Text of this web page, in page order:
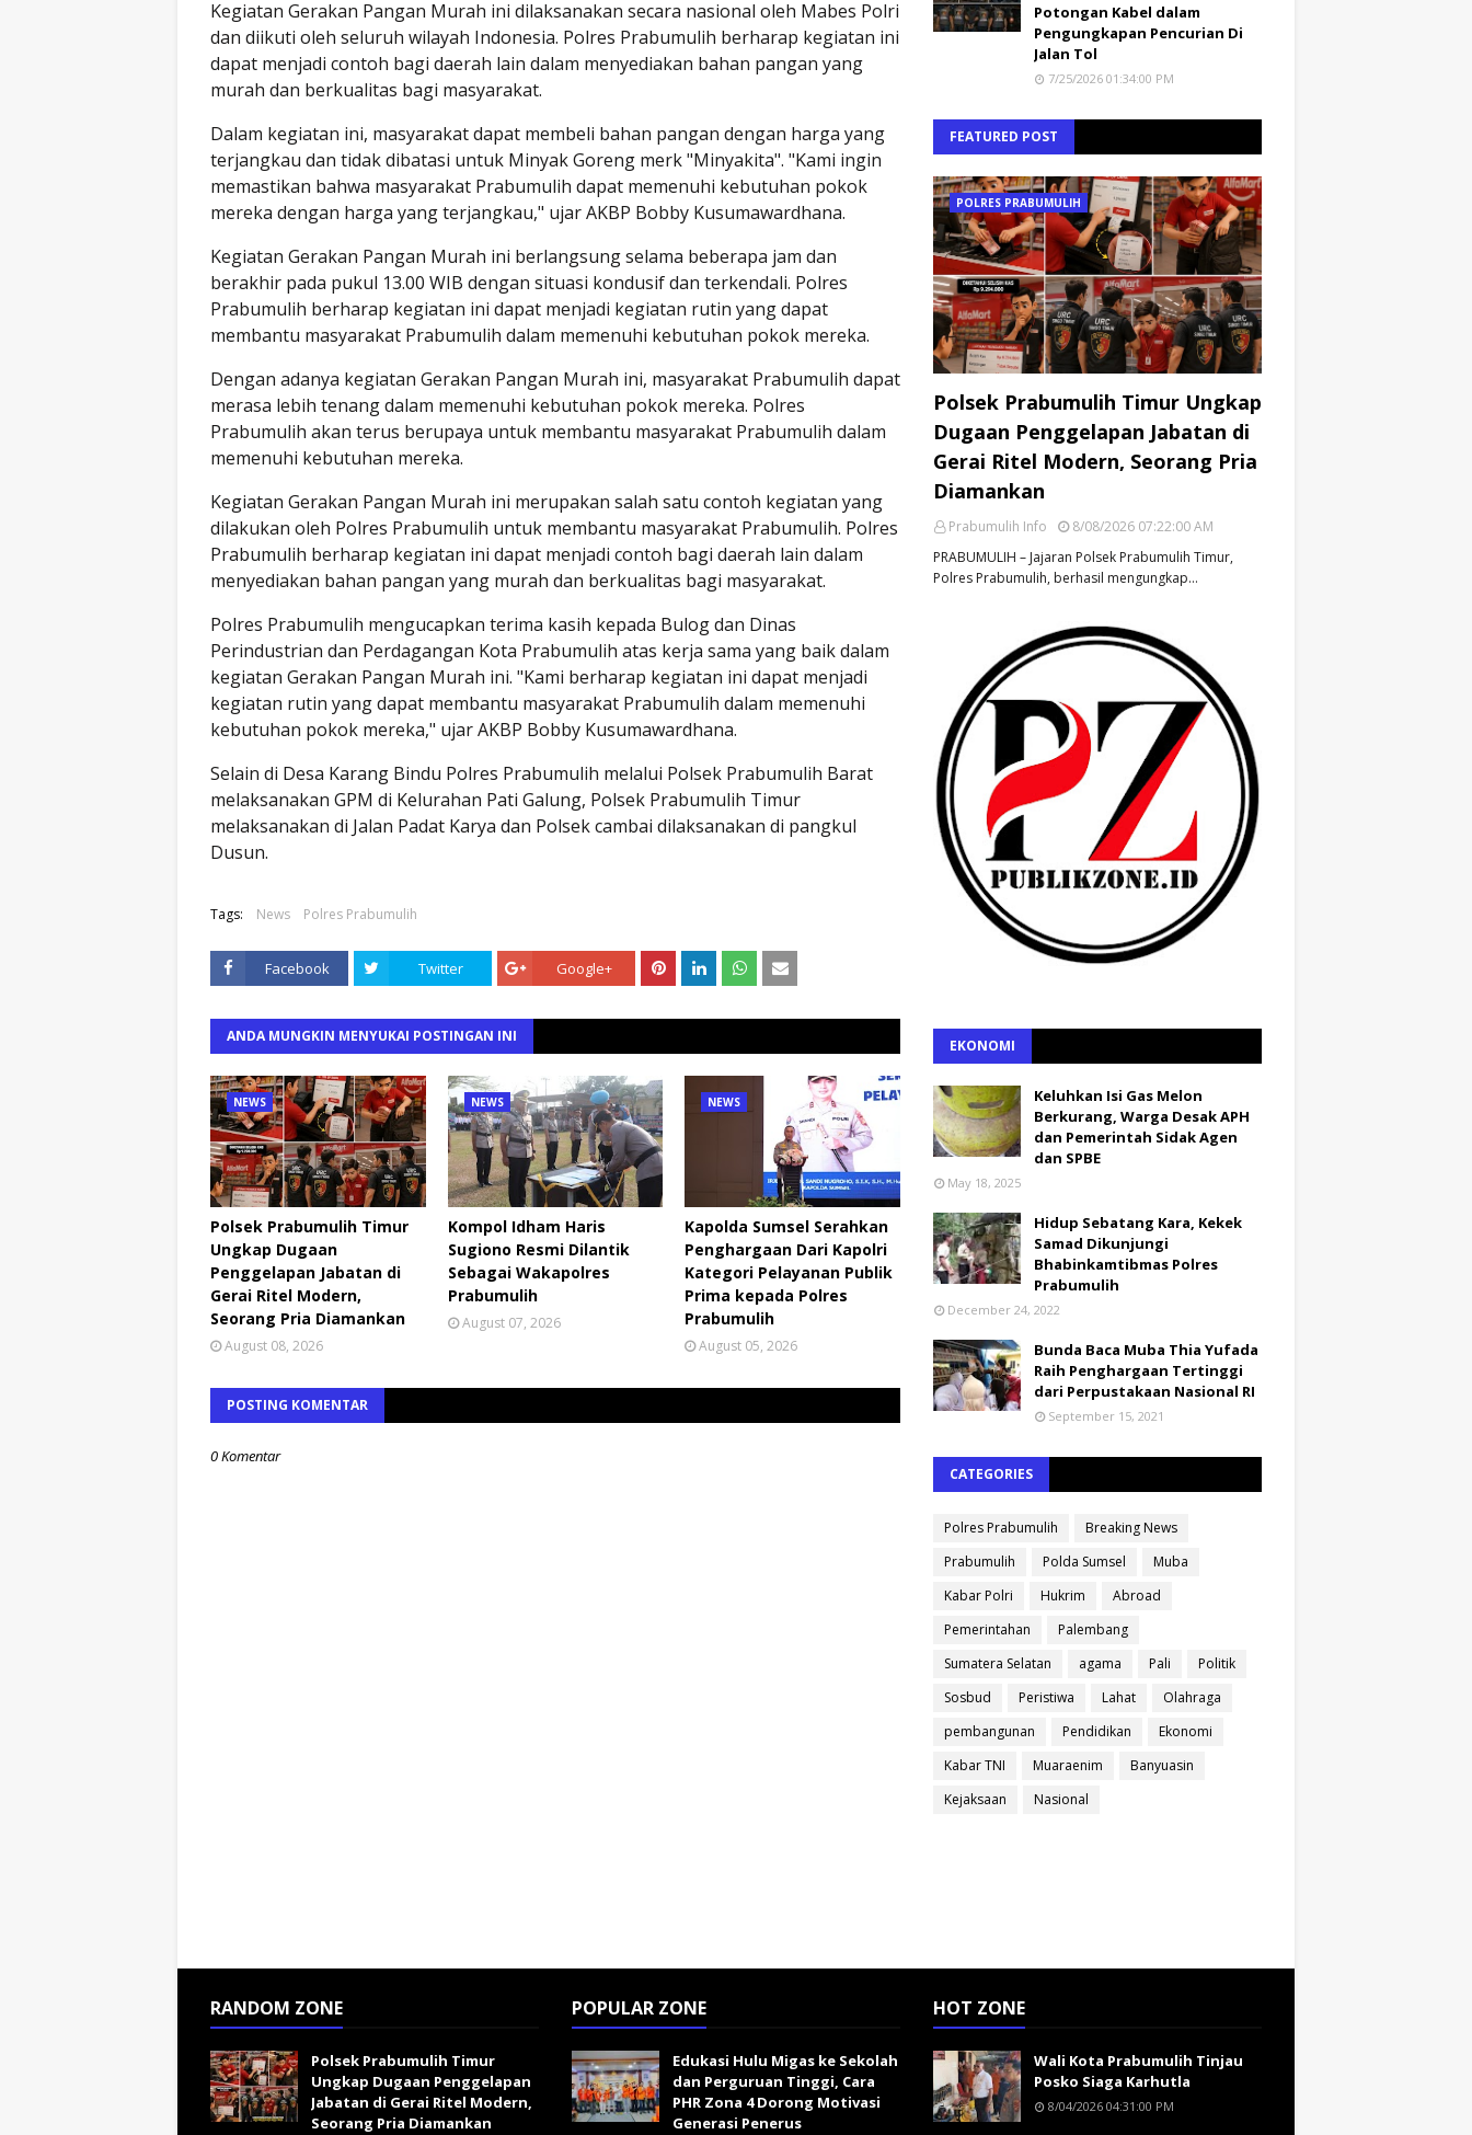
Kegiatan Gerakan Pangan Murah ini dilaksanakan secara nasional oleh Mabes Polri
dan diikuti oleh seluruh wilayah Indonesia. Polres Prabumulih berharap kegiatan ini
dapat menjadi contoh bagi daerah lain dalam menyediakan bahan pangan yang
murah dan berkualitas bagi masyarakat.
Dalam kegiatan ini, masyarakat dapat membeli bahan pangan dengan harga yang
terjangkau dan tidak dibatasi untuk Minyak Goreng merk "Minyakita". "Kami ingin
memastikan bahwa masyarakat Prabumulih dapat memenuhi kebutuhan pokok
mereka dengan harga yang terjangkau," ujar AKBP Bobby Kusumawardhana.
Kegiatan Gerakan Pangan Murah ini berlangsung selama beberapa jam dan
berakhir pada pukul 13.00 WIB dengan situasi kondusif dan terkendali. Polres
Prabumulih berharap kegiatan ini dapat menjadi kegiatan rutin yang dapat
membantu masyarakat Prabumulih dalam memenuhi kebutuhan pokok mereka.
Dengan adanya kegiatan Gerakan Pangan Murah ini, masyarakat Prabumulih dapat
merasa lebih tenang dalam memenuhi kebutuhan pokok mereka. Polres
Prabumulih akan terus berupaya untuk membantu masyarakat Prabumulih dalam
memenuhi kebutuhan mereka.
Kegiatan Gerakan Pangan Murah ini merupakan salah satu contoh kegiatan yang
dilakukan oleh Polres Prabumulih untuk membantu masyarakat Prabumulih. Polres
Prabumulih berharap kegiatan ini dapat menjadi contoh bagi daerah lain dalam
menyediakan bahan pangan yang murah dan berkualitas bagi masyarakat.
Polres Prabumulih mengucapkan terima kasih kepada Bulog dan Dinas
Perindustrian dan Perdagangan Kota Prabumulih atas kerja sama yang baik dalam
kegiatan Gerakan Pangan Murah ini. "Kami berharap kegiatan ini dapat menjadi
kegiatan rutin yang dapat membantu masyarakat Prabumulih dalam memenuhi
kebutuhan pokok mereka," ujar AKBP Bobby Kusumawardhana.
Selain di Desa Karang Bindu Polres Prabumulih melalui Polsek Prabumulih Barat
melaksanakan GPM di Kelurahan Pati Galung, Polsek Prabumulih Timur
melaksanakan di Jalan Padat Karya dan Polsek cambai dilaksanakan di pangkul
Dusun.
Tags: News Polres Prabumulih
Facebook Twitter Google+
ANDA MUNGKIN MENYUKAI POSTINGAN INI
NEWS
Polsek Prabumulih Timur
Ungkap Dugaan
Penggelapan Jabatan di
Gerai Ritel Modern,
Seorang Pria Diamankan
August 08, 2026
NEWS
Kompol Idham Haris
Sugiono Resmi Dilantik
Sebagai Wakapolres
Prabumulih
August 07, 2026
NEWS
Kapolda Sumsel Serahkan
Penghargaan Dari Kapolri
Kategori Pelayanan Publik
Prima kepada Polres
Prabumulih
August 05, 2026
POSTING KOMENTAR
0 Komentar
Potongan Kabel dalam
Pengungkapan Pencurian Di
Jalan Tol
7/25/2026 01:34:00 PM
FEATURED POST
POLRES PRABUMULIH
Polsek Prabumulih Timur Ungkap
Dugaan Penggelapan Jabatan di
Gerai Ritel Modern, Seorang Pria
Diamankan
Prabumulih Info
8/08/2026 07:22:00 AM
PRABUMULIH – Jajaran Polsek Prabumulih Timur,
Polres Prabumulih, berhasil mengungkap…
EKONOMI
Keluhkan Isi Gas Melon
Berkurang, Warga Desak APH
dan Pemerintah Sidak Agen
dan SPBE
May 18, 2025
Hidup Sebatang Kara, Kekek
Samad Dikunjungi
Bhabinkamtibmas Polres
Prabumulih
December 24, 2022
Bunda Baca Muba Thia Yufada
Raih Penghargaan Tertinggi
dari Perpustakaan Nasional RI
September 15, 2021
CATEGORIES
Polres Prabumulih
Breaking News
Prabumulih
Polda Sumsel
Muba
Kabar Polri
Hukrim
Abroad
Pemerintahan
Palembang
Sumatera Selatan
agama Pali
Politik
Sosbud
Peristiwa Lahat
Olahraga
pembangunan
Pendidikan
Ekonomi
Kabar TNI
Muaraenim
Banyuasin
Kejaksaan
Nasional
RANDOM ZONE
Polsek Prabumulih Timur
Ungkap Dugaan Penggelapan
Jabatan di Gerai Ritel Modern,
Seorang Pria Diamankan
POPULAR ZONE
Edukasi Hulu Migas ke Sekolah
dan Perguruan Tinggi, Cara
PHR Zona 4 Dorong Motivasi
Generasi Penerus
HOT ZONE
Wali Kota Prabumulih Tinjau
Posko Siaga Karhutla
8/04/2026 04:31:00 PM